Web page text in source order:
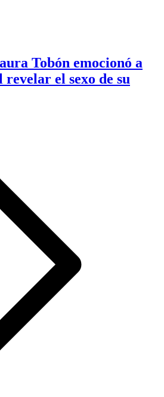
Tobón emocionó a
revelar el sexo de su